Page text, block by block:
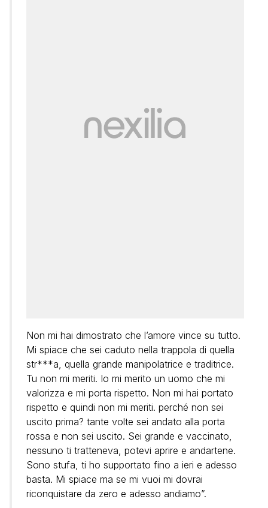
Non mi hai dimostrato che l’amore vince su tutto.
Mi spiace che sei caduto nella trappola di quella
str***a, quella grande manipolatrice e traditrice.
Tu non mi meriti. Io mi merito un uomo che mi
valorizza e mi porta rispetto. Non mi hai portato
rispetto e quindi non mi meriti. perché non sei
uscito prima? tante volte sei andato alla porta
rossa e non sei uscito. Sei grande e vaccinato,
nessuno ti tratteneva, potevi aprire e andartene.
Sono stufa, ti ho supportato fino a ieri e adesso
basta. Mi spiace ma se mi vuoi mi dovrai
riconquistare da zero e adesso andiamo”.